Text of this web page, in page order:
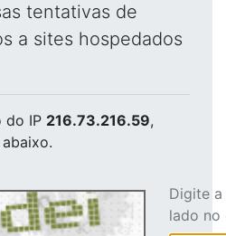
tentativas de
a sites hospedados
do IP 216.73.216.59,
Digite
lado no